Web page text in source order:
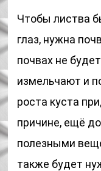
Чтобы листва
глаз, нужна
почвах не
измельчают и
роста куста
причине, ещё
полезными
также будет